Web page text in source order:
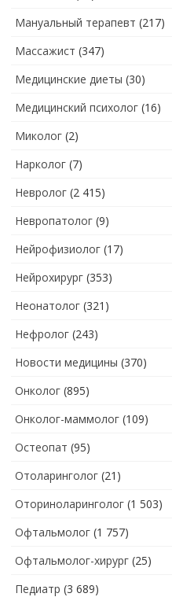
Мануальный терапевт (217)
Массажист (347)
Медицинские диеты (30)
Медицинский психолог (16)
Миколог (2)
Нарколог (7)
Невролог (2 415)
Невропатолог (9)
Нейрофизиолог (17)
Нейрохирург (353)
Неонатолог (321)
Нефролог (243)
Новости медицины (370)
Онколог (895)
Онколог-маммолог (109)
Остеопат (95)
Отоларинголог (21)
Оториноларинголог (1 503)
Офтальмолог (1 757)
Офтальмолог-хирург (25)
Педиатр (3 689)